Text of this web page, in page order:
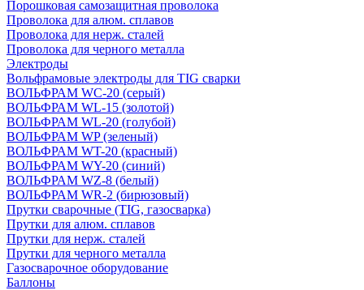
Порошковая самозащитная проволока
Проволока для алюм. сплавов
Проволока для нерж. сталей
Проволока для черного металла
Электроды
Вольфрамовые электроды для TIG сварки
ВОЛЬФРАМ WC-20 (серый)
ВОЛЬФРАМ WL-15 (золотой)
ВОЛЬФРАМ WL-20 (голубой)
ВОЛЬФРАМ WP (зеленый)
ВОЛЬФРАМ WT-20 (красный)
ВОЛЬФРАМ WY-20 (синий)
ВОЛЬФРАМ WZ-8 (белый)
ВОЛЬФРАМ WR-2 (бирюзовый)
Прутки сварочные (TIG, газосварка)
Прутки для алюм. сплавов
Прутки для нерж. сталей
Прутки для черного металла
Газосварочное оборудование
Баллоны